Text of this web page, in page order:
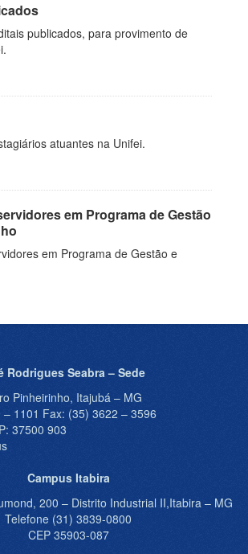
publicados, para provimento de
atuantes na Unifei.
em Programa de Gestão
em Programa de Gestão e
Rodrigues Seabra – Sede
Pinheirinho, Itajubá – MG
1101 Fax: (35) 3622 – 3596
37500 903
Campus Itabira
200 – Distrito Industrial II,Itabira – MG
Telefone (31) 3839-0800
CEP 35903-087